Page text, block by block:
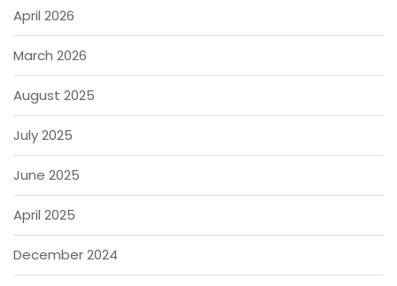
April 2026
March 2026
August 2025
July 2025
June 2025
April 2025
December 2024